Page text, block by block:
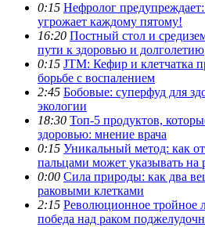
0:15 Нефролог
угрожает каждому пятому!
16:20 Постный стол и
пути к здоровью и долголетию
0:15 JTM: Кефир и клетчатка
борьбе с воспалением
2:45 Бобовые: суперфуд для
экологии
18:30 Топ-5 продуктов,
здоровью: мнение врача
0:15 Уникальный метод: как
пальцами может указывать на
0:00 Сила природы: как два
раковыми клетками
2:15 Революционное тройное
победа над раком